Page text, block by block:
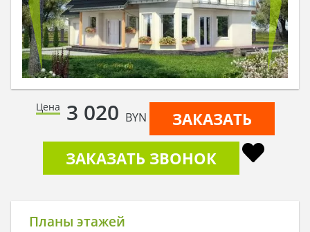
Цена 3 020 BYN
ЗАКАЗАТЬ
ЗАКАЗАТЬ ЗВОНОК
Планы этажей